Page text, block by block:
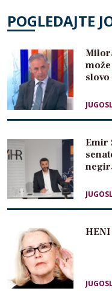
POGLEDAJTE
slovo
Emir
HENI